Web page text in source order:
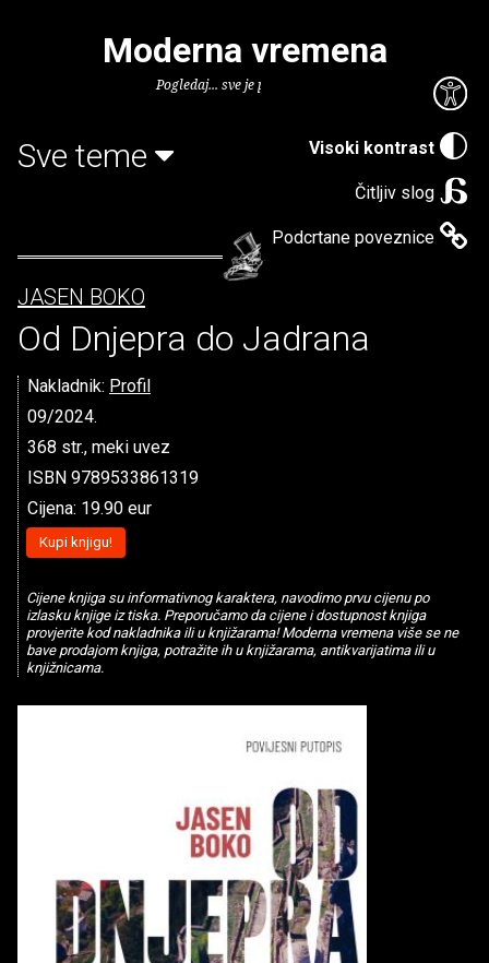
Visoki kontrast
Čitljiv slog
Podcrtane poveznice
Moderna vremena
Pogledaj... sve je puno knjiga.
Sve teme
JASEN BOKO
Od Dnjepra do Jadrana
Nakladnik: Profil
09/2024.
368 str., meki uvez
ISBN 9789533861319
Cijena: 19.90 eur
Kupi knjigu!
Cijene knjiga su informativnog karaktera, navodimo prvu cijenu po
izlasku knjige iz tiska. Preporučamo da cijene i dostupnost knjiga
provjerite kod nakladnika ili u knjižarama! Moderna vremena više se ne
bave prodajom knjiga, potražite ih u knjižarama, antikvarijatima ili u
knjižnicama.